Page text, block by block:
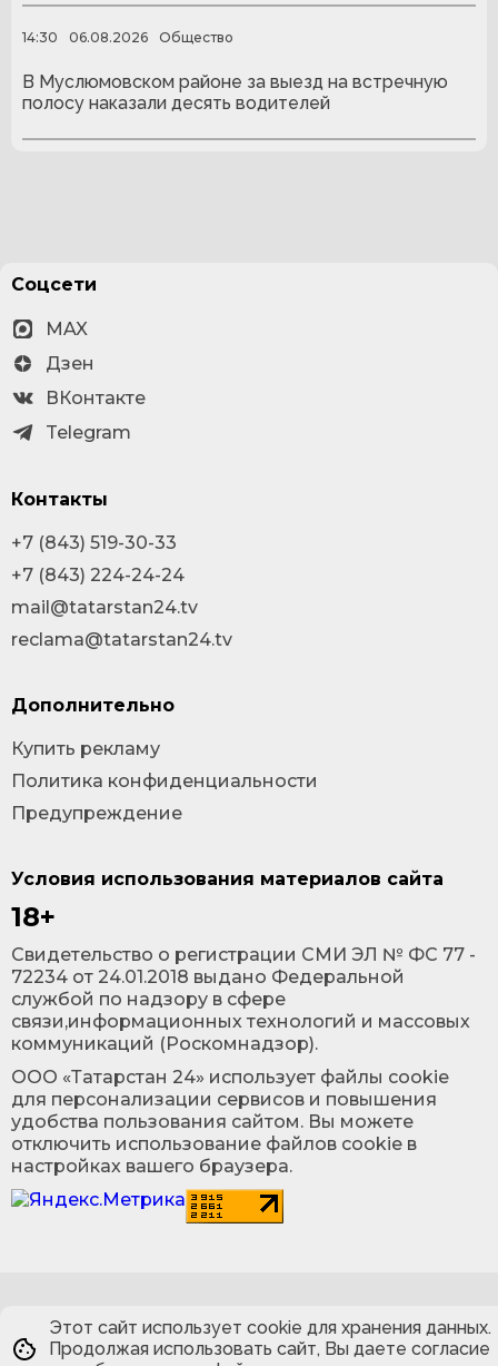
14:30 06.08.2026 Общество
В Муслюмовском районе за выезд на встречную
полосу наказали десять водителей
Условия использования материалов сайта
18+
Cвидетельство о регистрации СМИ ЭЛ № ФС 77 -
72234 от 24.01.2018 выдано Федеральной
службой по надзору в сфере
связи,информационных технологий и массовых
коммуникаций (Роскомнадзор).
ООО «Татарстан 24» использует файлы cookie
для персонализации сервисов и повышения
удобства пользования сайтом. Вы можете
отключить использование файлов cookie в
настройках вашего браузера.
Соцсети
MAX
Дзен
ВКонтакте
Telegram
Контакты
+7 (843) 519-30-33
+7 (843) 224-24-24
mail@tatarstan24.tv
reclama@tatarstan24.tv
Дополнительно
Купить рекламу
Политика конфиденциальности
Предупреждение
Этот сайт использует cookie для хранения данных.
Продолжая использовать сайт, Вы даете согласие